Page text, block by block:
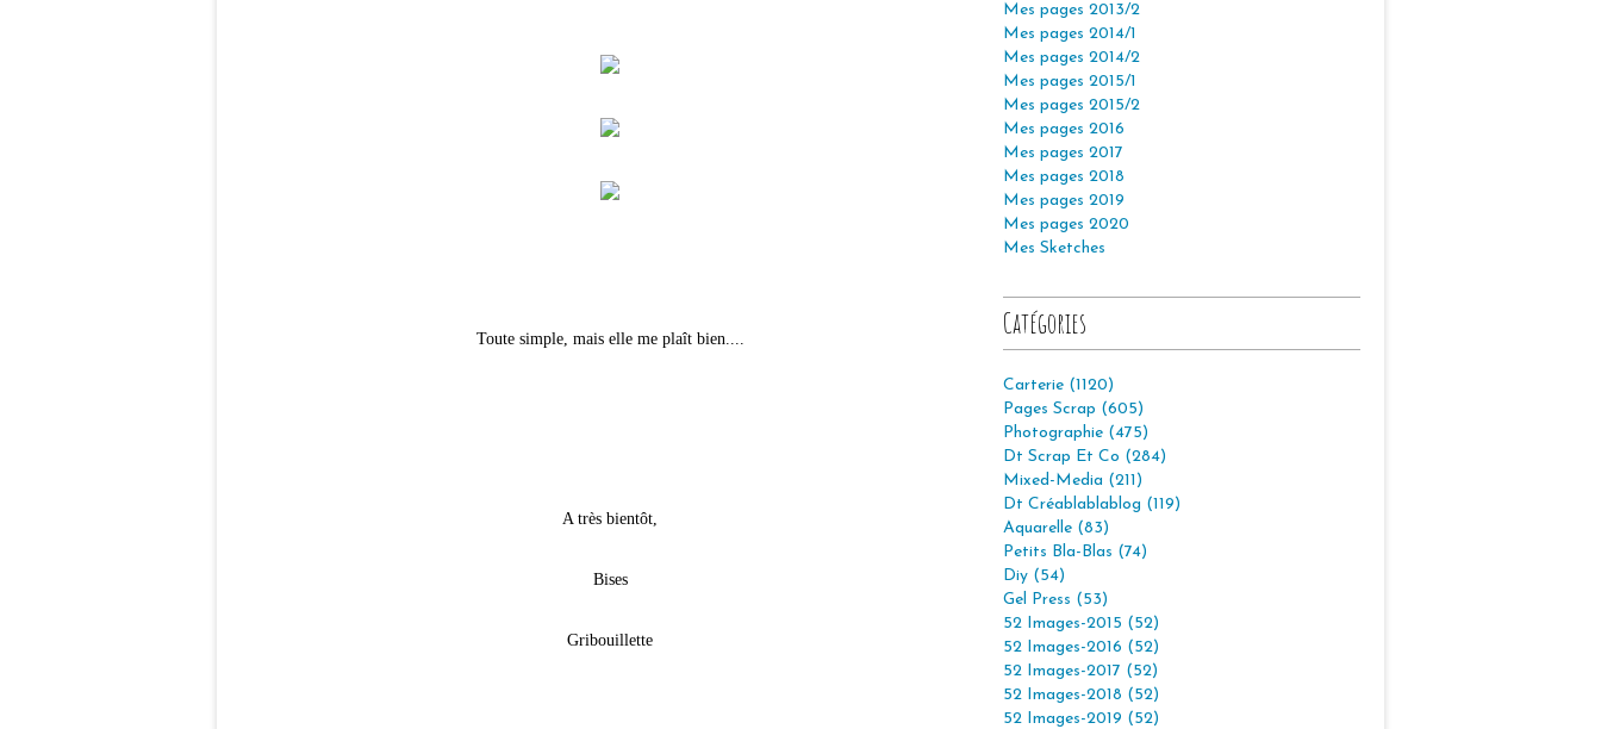
Toute simple, mais elle me plaît bien....
A très bientôt,
Bises
Gribouillette
Mes pages 2013/2
Mes pages 2014/1
Mes pages 2014/2
Mes pages 2015/1
Mes pages 2015/2
Mes pages 2016
Mes pages 2017
Mes pages 2018
Mes pages 2019
Mes pages 2020
Mes Sketches
Catégories
Carterie (1120)
Pages Scrap (605)
Photographie (475)
Dt Scrap Et Co (284)
Mixed-Media (211)
Dt Créablablablog (119)
Aquarelle (83)
Petits Bla-Blas (74)
Diy (54)
Gel Press (53)
52 Images-2015 (52)
52 Images-2016 (52)
52 Images-2017 (52)
52 Images-2018 (52)
52 Images-2019 (52)